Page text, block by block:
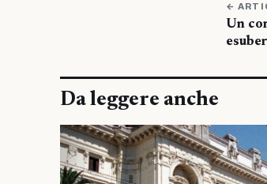
←
Un
Da leggere anche